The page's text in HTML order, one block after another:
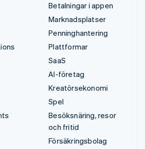
Betalningar i appen
Marknadsplatser
Penninghantering
Plattformar
SaaS
AI-företag
Kreatörsekonomi
Spel
Besöksnäring, resor
och fritid
Försäkringsbolag